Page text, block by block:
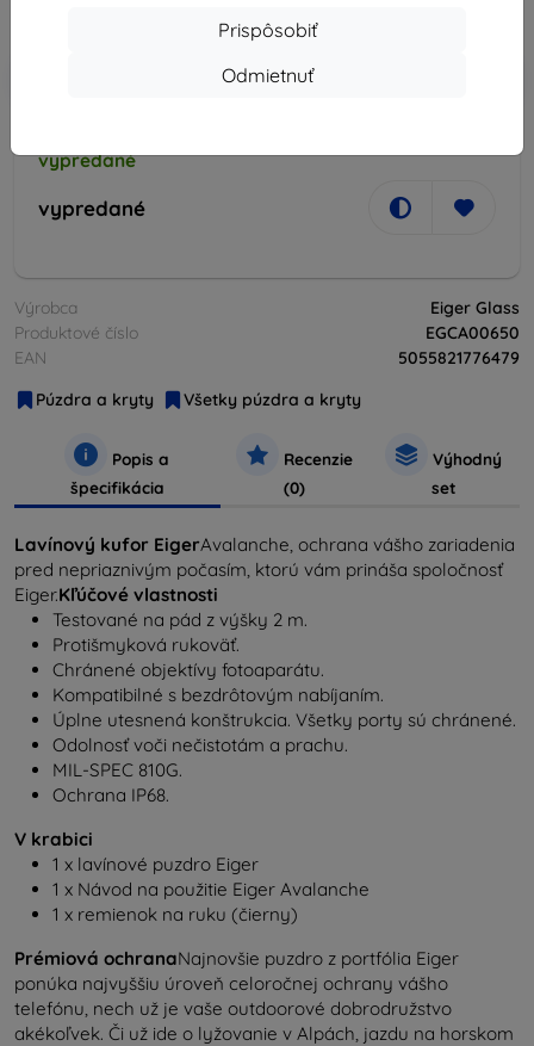
Prispôsobiť
Odmietnuť
Zľava s kupónomEXTRA10
vypredané
vypredané
Výrobca
Eiger Glass
Produktové číslo
EGCA00650
EAN
5055821776479
Púzdra a kryty
Všetky púzdra a kryty
Popis a
špecifikácia
Recenzie
(0)
Výhodný
set
Lavínový kufor EigerAvalanche, ochrana vášho zariadenia
pred nepriaznivým počasím, ktorú vám prináša spoločnosť
Eiger.Kľúčové vlastnosti
Testované na pád z výšky 2 m.
Protišmyková rukoväť.
Chránené objektívy fotoaparátu.
Kompatibilné s bezdrôtovým nabíjaním.
Úplne utesnená konštrukcia. Všetky porty sú chránené.
Odolnosť voči nečistotám a prachu.
MIL-SPEC 810G.
Ochrana IP68.
V krabici
1 x lavínové puzdro Eiger
1 x Návod na použitie Eiger Avalanche
1 x remienok na ruku (čierny)
Prémiová ochranaNajnovšie puzdro z portfólia Eiger
ponúka najvyššiu úroveň celoročnej ochrany vášho
telefónu, nech už je vaše outdoorové dobrodružstvo
akékoľvek. Či už ide o lyžovanie v Alpách, jazdu na horskom